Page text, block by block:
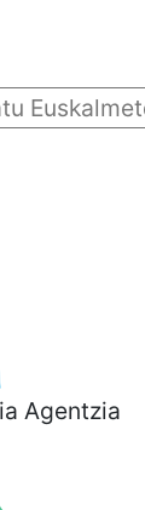
Agentzia